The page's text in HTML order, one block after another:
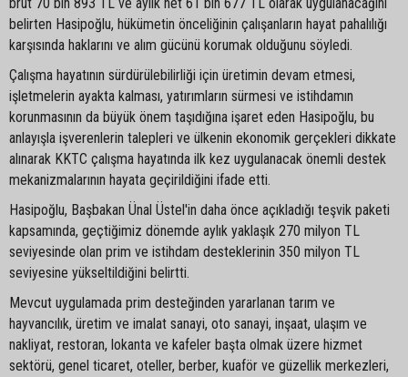
belirten Hasipoğlu, hükümetin önceliğinin çalışanların hayat pahalılığı
karşısında haklarını ve alım gücünü korumak olduğunu söyledi.
Çalışma hayatının sürdürülebilirliği için üretimin devam etmesi,
işletmelerin ayakta kalması, yatırımların sürmesi ve istihdamın
korunmasının da büyük önem taşıdığına işaret eden Hasipoğlu, bu
anlayışla işverenlerin talepleri ve ülkenin ekonomik gerçekleri dikkate
alınarak KKTC çalışma hayatında ilk kez uygulanacak önemli destek
mekanizmalarının hayata geçirildiğini ifade etti.
Hasipoğlu, Başbakan Ünal Üstel'in daha önce açıkladığı teşvik paketi
kapsamında, geçtiğimiz dönemde aylık yaklaşık 270 milyon TL
seviyesinde olan prim ve istihdam desteklerinin 350 milyon TL
seviyesine yükseltildiğini belirtti.
Mevcut uygulamada prim desteğinden yararlanan tarım ve
hayvancılık, üretim ve imalat sanayi, oto sanayi, inşaat, ulaşım ve
nakliyat, restoran, lokanta ve kafeler başta olmak üzere hizmet
sektörü, genel ticaret, oteller, berber, kuaför ve güzellik merkezleri,